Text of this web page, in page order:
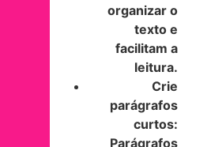
organizar o
texto e
facilitam a
leitura.
Crie
parágrafos
curtos:
Parágrafos